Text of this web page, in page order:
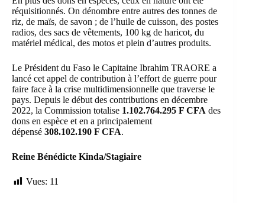
réquisitionnés. On dénombre entre autres des tonnes de
riz, de maïs, de savon ; de l’huile de cuisson, des postes
radios, des sacs de vêtements, 100 kg de haricot, du
matériel médical, des motos et plein d’autres produits.
Le Président du Faso le Capitaine Ibrahim TRAORE a
lancé cet appel de contribution à l’effort de guerre pour
faire face à la crise multidimensionnelle que traverse le
pays. Depuis le début des contributions en décembre
2022, la Commission totalise 1.102.764.295 F CFA des
dons en espèce et en a principalement
dépensé 308.102.190 F CFA.
Reine Bénédicte Kinda/Stagiaire
Vues: 11